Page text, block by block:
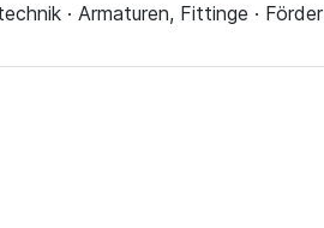
· Armaturen, Fittinge ·